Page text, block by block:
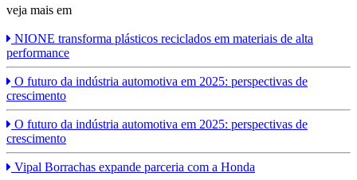
veja mais em
NIONE transforma plásticos reciclados em materiais de alta
performance
O futuro da indústria automotiva em 2025: perspectivas de
crescimento
O futuro da indústria automotiva em 2025: perspectivas de
crescimento
Vipal Borrachas expande parceria com a Honda